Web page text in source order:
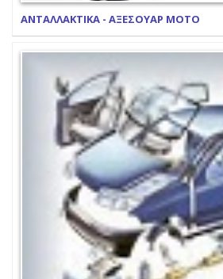
ΑΝΤΑΛΛΑΚΤΙΚΑ - ΑΞΕΣΟΥΑΡ ΜΟΤΟ